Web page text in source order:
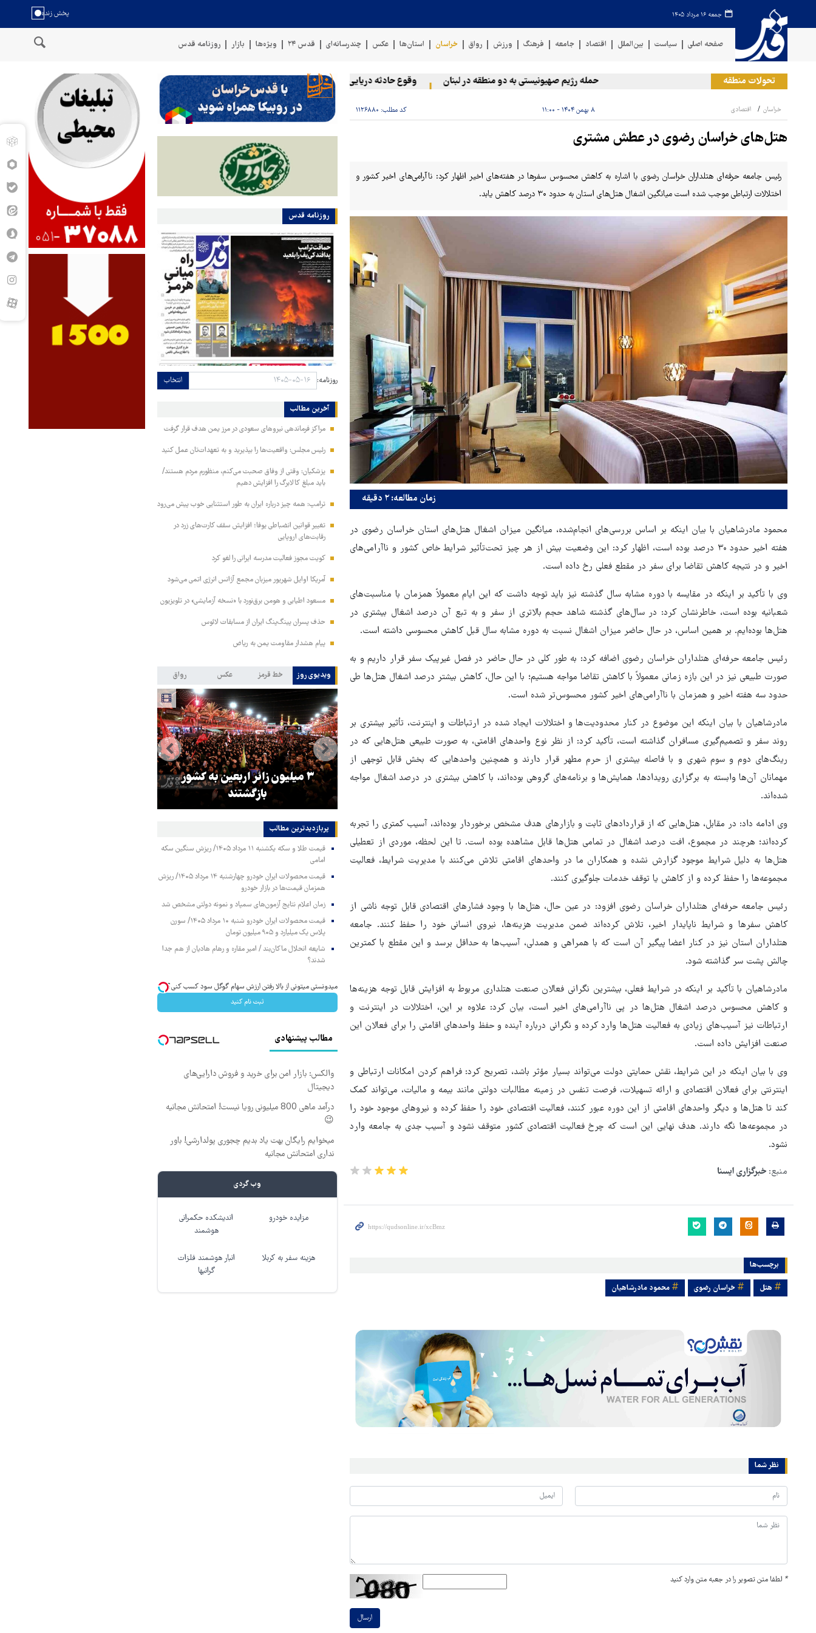
جمعه ۱۶ مرداد ۱۴۰۵
صفحه اصلی سیاست بین‌الملل اقتصاد جامعه فرهنگ ورزش رواق خراسان استان‌ها عکس چندرسانه‌ای قدس ۲۴ ویژه‌ها بازار روزنامه قدس
تحولات منطقه حمله رژیم صهیونیستی به دو منطقه در لبنان وقوع حادثه دریایی در سواحل عمان سخنگوی نیروهای مسلح یمن: کشتی نفتی عربستان را با موشک بالستیک هدف
خراسان اقتصادی ۸ بهمن ۱۴۰۴ - ۱۱:۰۰ کد مطلب: ۱۱۲۶۸۸۰
هتل‌های خراسان رضوی در عطش مشتری
رئیس جامعه حرفه‌ای هتلداران خراسان رضوی با اشاره به کاهش محسوس سفرها در هفته‌های اخیر اظهار کرد: ناآرامی‌های اخیر کشور و
اختلالات ارتباطی موجب شده است میانگین اشغال هتل‌های استان به حدود ۳۰ درصد کاهش یابد.
زمان مطالعه: ۲ دقیقه
محمود مادرشاهیان با بیان اینکه بر اساس بررسی‌های انجام‌شده، میانگین میزان اشغال هتل‌های استان خراسان رضوی در
هفته اخیر حدود ۳۰ درصد بوده است، اظهار کرد: این وضعیت بیش از هر چیز تحت‌تأثیر شرایط خاص کشور و ناآرامی‌های
اخیر و در نتیجه کاهش تقاضا برای سفر در مقطع فعلی رخ داده است.
وی با تأکید بر اینکه در مقایسه با دوره مشابه سال گذشته نیز باید توجه داشت که این ایام معمولاً همزمان با مناسبت‌های
شعبانیه بوده است، خاطرنشان کرد: در سال‌های گذشته شاهد حجم بالاتری از سفر و به ‌تبع آن درصد اشغال بیشتری در
هتل‌ها بوده‌ایم. بر همین اساس، در حال حاضر میزان اشغال نسبت به دوره مشابه سال قبل کاهش محسوسی داشته است.
رئیس جامعه حرفه‌ای هتلداران خراسان رضوی اضافه کرد: به ‌طور کلی در حال حاضر در فصل غیرپیک سفر قرار داریم و به‌
صورت طبیعی نیز در این بازه زمانی معمولاً با کاهش تقاضا مواجه هستیم؛ با این حال، کاهش بیشتر درصد اشغال هتل‌ها طی
حدود سه هفته اخیر و همزمان با ناآرامی‌های اخیر کشور محسوس‌تر شده است.
مادرشاهیان با بیان اینکه این موضوع در کنار محدودیت‌ها و اختلالات ایجاد شده در ارتباطات و اینترنت، تأثیر بیشتری بر
روند سفر و تصمیم‌گیری مسافران گذاشته است، تأکید کرد: از نظر نوع واحدهای اقامتی، به‌ صورت طبیعی هتل‌هایی که در
رینگ‌های دوم و سوم شهری و با فاصله بیشتری از حرم مطهر قرار دارند و همچنین واحدهایی که بخش قابل توجهی از
مهمانان آن‌ها وابسته به برگزاری رویدادها، همایش‌ها و برنامه‌های گروهی بوده‌اند، با کاهش بیشتری در درصد اشغال مواجه
شده‌اند.
وی ادامه داد: در مقابل، هتل‌هایی که از قراردادهای ثابت و بازارهای هدف مشخص برخوردار بوده‌اند، آسیب کمتری را تجربه
کرده‌اند؛ هرچند در مجموع، افت درصد اشغال در تمامی هتل‌ها قابل مشاهده بوده است. تا این لحظه، موردی از تعطیلی
هتل‌ها به دلیل شرایط موجود گزارش نشده و همکاران ما در واحدهای اقامتی تلاش می‌کنند با مدیریت شرایط، فعالیت
مجموعه‌ها را حفظ کرده و از کاهش یا توقف خدمات جلوگیری کنند.
رئیس جامعه حرفه‌ای هتلداران خراسان رضوی افزود: در عین حال، هتل‌ها با وجود فشارهای اقتصادی قابل توجه ناشی از
کاهش سفرها و شرایط ناپایدار اخیر، تلاش کرده‌اند ضمن مدیریت هزینه‌ها، نیروی انسانی خود را حفظ کنند. جامعه
هتلداران استان نیز در کنار اعضا پیگیر آن است که با همراهی و همدلی، آسیب‌ها به حداقل برسد و این مقطع با کمترین
چالش پشت سر گذاشته شود.
مادرشاهیان با تأکید بر اینکه در شرایط فعلی، بیشترین نگرانی فعالان صنعت هتلداری مربوط به افزایش قابل توجه هزینه‌ها
و کاهش محسوس درصد اشغال هتل‌ها در پی ناآرامی‌های اخیر است، بیان کرد: علاوه بر این، اختلالات در اینترنت و
ارتباطات نیز آسیب‌های زیادی به فعالیت هتل‌ها وارد کرده و نگرانی درباره آینده و حفظ واحدهای اقامتی را برای فعالان این
صنعت افزایش داده است.
وی با بیان اینکه در این شرایط، نقش حمایتی دولت می‌تواند بسیار مؤثر باشد، تصریح کرد: فراهم کردن امکانات ارتباطی و
اینترنتی برای فعالان اقتصادی و ارائه تسهیلات، فرصت تنفس در زمینه مطالبات دولتی مانند بیمه و مالیات، می‌تواند کمک
کند تا هتل‌ها و دیگر واحدهای اقامتی از این دوره عبور کنند، فعالیت اقتصادی خود را حفظ کرده و نیروهای موجود خود را
در مجموعه‌ها نگه دارند. هدف نهایی این است که چرخ فعالیت اقتصادی کشور متوقف نشود و آسیب جدی به جامعه وارد
نشود.
منبع: خبرگزاری ایسنا
برچسب‌ها
هتل خراسان رضوی محمود مادرشاهیان
نظر شما
* لطفا متن تصویر را در جعبه متن وارد کنید
ارسال
روزنامه قدس
روزنامه: انتخاب
آخرین مطالب
مراکز فرماندهی نیروهای سعودی در مرز یمن هدف قرار گرفت
رئیس مجلس: واقعیت‌ها را بپذیرید و به تعهدات‌تان عمل کنید
پزشکیان: وقتی از وفاق صحبت می‌کنم، منظورم مردم هستند/
باید مبلغ کالابرگ را افزایش دهیم
ترامپ: همه چیز درباره ایران به طور استثنایی خوب پیش می‌رود
تغییر قوانین انضباطی یوفا؛ افزایش سقف کارت‌های زرد در
رقابت‌های اروپایی
کویت مجوز فعالیت مدرسه ایرانی را لغو کرد
آمریکا اوایل شهریور میزبان مجمع آژانس انرژی اتمی می‌شود
مسعود اطیابی و هومن برق‌نورد با «نسخه آزمایشی» در تلویزیون
حذف پسران پینگ‌پنگ ایران از مسابقات لائوس
پیام هشدار مقاومت یمن به ریاض
ویدیوی روز خط قرمز عکس رواق
هماهنگی محور مقاومت، آمریکا را
ترامپ نماد فساد، اقتدارگرایی و
۳ میلیون زائر اربعین به کشور
بازگشتند
پربازدیدترین‌ مطالب
قیمت طلا و سکه یکشنبه ۱۱ مرداد ۱۴۰۵/ ریزش سنگین سکه
امامی
قیمت محصولات ایران خودرو چهارشنبه ۱۴ مرداد ۱۴۰۵/ ریزش
همزمان قیمت‌ها در بازار خودرو
زمان اعلام نتایج آزمون‌های سمپاد و نمونه دولتی مشخص شد
قیمت محصولات ایران خودرو شنبه ۱۰ مرداد ۱۴۰۵/ سورن
پلاس یک میلیارد و ۹۰۵ میلیون تومان
شایعه انحلال ماکان‌بند / امیر مقاره و رهام هادیان از هم جدا
شدند؟
میدونستی میتونی از بالا رفتن ارزش سهام گوگل سود کسب کنی؟
ثبت نام کنید
مطالب پیشنهادی
والکس: بازار امن برای خرید و فروش دارایی‌های
دیجیتال
درآمد ماهی 800 میلیونی رویا نیست! امتحانش مجانیه
😉
میخوایم رایگان بهت یاد بدیم چجوری پولدارشی! باور
نداری امتحانش مجانیه
وب گردی
مزایده خودرو
اندیشکده حکمرانی
هوشمند
هزینه سفر به کربلا
انبار هوشمند فلزات
گرانبها